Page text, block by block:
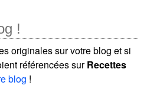
!
originales sur votre blog et si
référencées surRecettes
blog !